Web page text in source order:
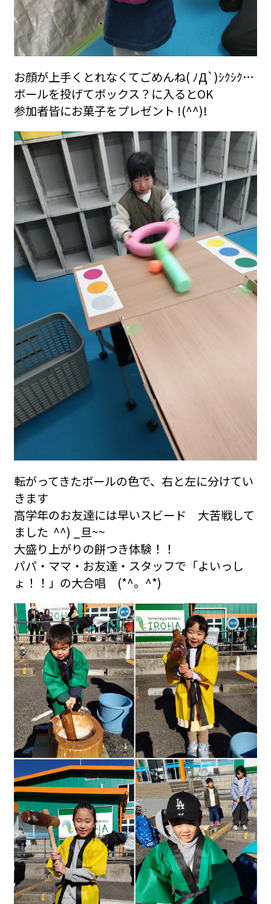
お顔が上手くとれなくてごめんね( ﾉД`)ｼｸｼｸ…
ボールを投げてボックス？に入るとOK
参加者皆にお菓子をプレゼント !(^^)!
転がってきたボールの色で、右と左に分けてい
きます
高学年のお友達には早いスビード 大苦戦して
ました ^^) _旦~~
大盛り上がりの餅つき体験！！
パパ・ママ・お友達・スタッフで「よいっし
ょ！！」の大合唱 (*^。^*)